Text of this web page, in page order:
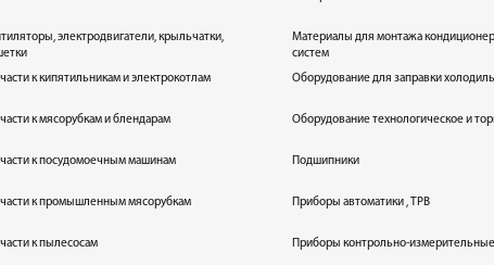
электродвигатели, крыльчатки,
к кипятильникам и электрокотлам
к мясорубкам и блендарам
к посудомоечным машинам
к промышленным мясорубкам
к пылесосам
Материалы для монтажа
систем
Оборудование для заправки
Оборудование технологическое и
Подшипники
Приборы автоматики , ТРВ
Приборы контрольно-измерительные